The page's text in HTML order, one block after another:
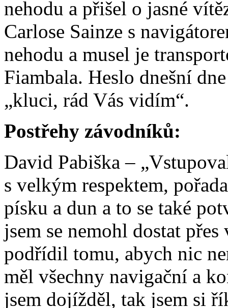
nehodu a přišel o jasné
Carlose Sainze s
nehodu a musel je
Fiambala. Heslo dnešní
„kluci, rád Vás vidím“.
Postřehy závodníků:
David Pabiška –
s velkým respektem,
písku a dun a to se také
jsem se nemohl dostat
podřídil tomu, abych nic
měl všechny navigační a
jsem dojížděl, tak jsem si